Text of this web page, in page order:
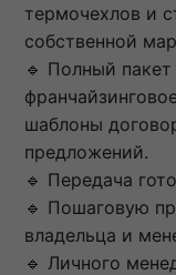
термочехлов и
собственной
🔹 Полный пакет
шаблоны
предложений.
🔹 Передача
🔹 Пошаговую
владельца и
🔹 Личного